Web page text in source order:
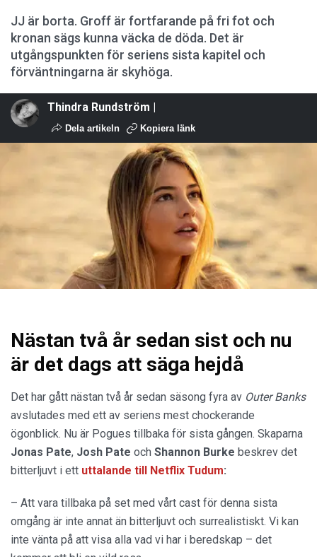
JJ är borta. Groff är fortfarande på fri fot och
kronan sägs kunna väcka de döda. Det är
utgångspunkten för seriens sista kapitel och
förväntningarna är skyhöga.
Thindra Rundström |
Dela artikeln Kopiera länk
Nästan två år sedan sist och nu
är det dags att säga hejdå
Det har gått nästan två år sedan säsong fyra av Outer Banks
avslutades med ett av seriens mest chockerande
ögonblick. Nu är Pogues tillbaka för sista gången. Skaparna
Jonas Pate, Josh Pate och Shannon Burke beskrev det
bitterljuvt i ett uttalande till Netflix Tudum:
– Att vara tillbaka på set med vårt cast för denna sista
omgång är inte annat än bitterljuvt och surrealistiskt. Vi kan
inte vänta på att visa alla vad vi har i beredskap – det